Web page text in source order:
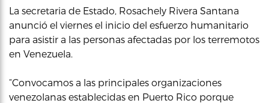
La secretaria de Estado, Rosachely Rivera Santana
anunció el viernes el inicio del esfuerzo humanitario
para asistir a las personas afectadas por los terremotos
en Venezuela.
“Convocamos a las principales organizaciones
venezolanas establecidas en Puerto Rico porque